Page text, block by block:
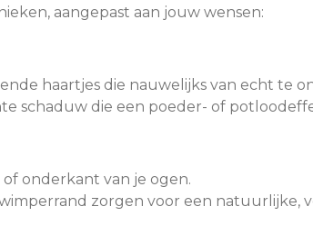
aangepast aan jouw wensen:
haartjes die nauwelijks van echt te
schaduw die een poeder- of
of onderkant van je ogen.
zorgen voor een natuurlijke,